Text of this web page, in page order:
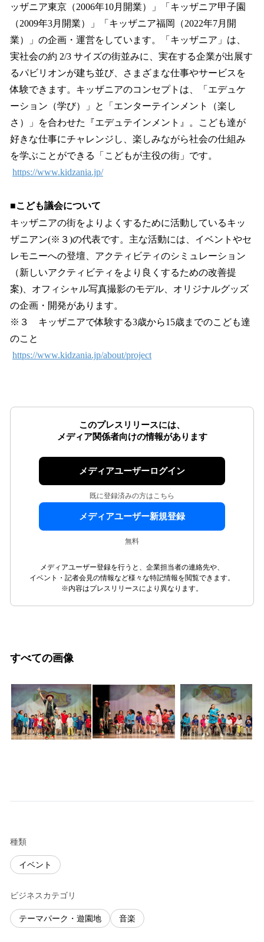
ッザニア東京（2006年10月開業）」「キッザニア甲子園
（2009年3月開業）」「キッザニア福岡（2022年7月開
業）」の企画・運営をしています。「キッザニア」は、
実社会の約 2/3 サイズの街並みに、実在する企業が出展す
るパビリオンが建ち並び、さまざまな仕事やサービスを
体験できます。キッザニアのコンセプトは、「エデュケ
ーション（学び）」と「エンターテインメント（楽し
さ）」を合わせた『エデュテインメント』。こども達が
好きな仕事にチャレンジし、楽しみながら社会の仕組み
を学ぶことができる「こどもが主役の街」です。
https://www.kidzania.jp/
■こども議会について
キッザニアの街をよりよくするために活動しているキッ
ザニアン(※３)の代表です。主な活動には、イベントやセ
レモニーへの登壇、アクティビティのシミュレーション
（新しいアクティビティをより良くするための改善提
案)、オフィシャル写真撮影のモデル、オリジナルグッズ
の企画・開発があります。
※３ キッザニアで体験する3歳から15歳までのこども達
のこと
https://www.kidzania.jp/about/project
このプレスリリースには、
メディア関係者向けの情報があります
メディアユーザーログイン
既に登録済みの方はこちら
メディアユーザー新規登録
無料
メディアユーザー登録を行うと、企業担当者の連絡先や、
イベント・記者会見の情報など様々な特記情報を閲覧できます。
※内容はプレスリリースにより異なります。
すべての画像
種類
イベント
ビジネスカテゴリ
テーマパーク・遊園地 音楽